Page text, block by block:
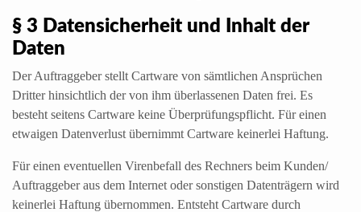
§ 3 Datensicherheit und Inhalt der
Daten
Der Auftraggeber stellt Cartware von sämtlichen Ansprüchen
Dritter hinsichtlich der von ihm überlassenen Daten frei. Es
besteht seitens Cartware keine Überprüfungspflicht. Für einen
etwaigen Datenverlust übernimmt Cartware keinerlei Haftung.
Für einen eventuellen Virenbefall des Rechners beim Kunden/
Auftraggeber aus dem Internet oder sonstigen Datenträgern wird
keinerlei Haftung übernommen. Entsteht Cartware durch